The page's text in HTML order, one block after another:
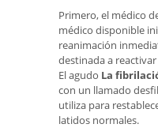
Primero, el médico
médico disponible
reanimación
destinada a
El agudo La
con un llamado
utiliza para
latidos normales.